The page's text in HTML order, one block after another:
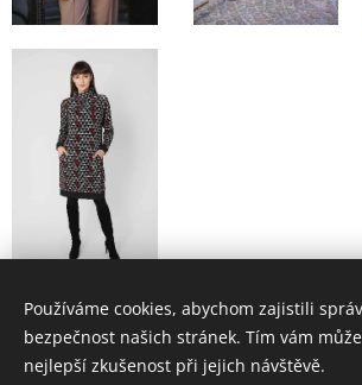
prodejna J.M. MODA
Používáme cookies, abychom zajistili
bezpečnost našich stránek. Tím vám
nejlepší zkušenost při jejich návštěvě.